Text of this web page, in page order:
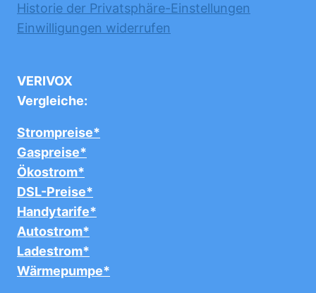
Historie der Privatsphäre-Einstellungen
Einwilligungen widerrufen
VERIVOX
Vergleiche:
Strompreise*
Gaspreise*
Ökostrom*
DSL-Preise*
Handytarife*
Autostrom*
Ladestrom*
Wärmepumpe*